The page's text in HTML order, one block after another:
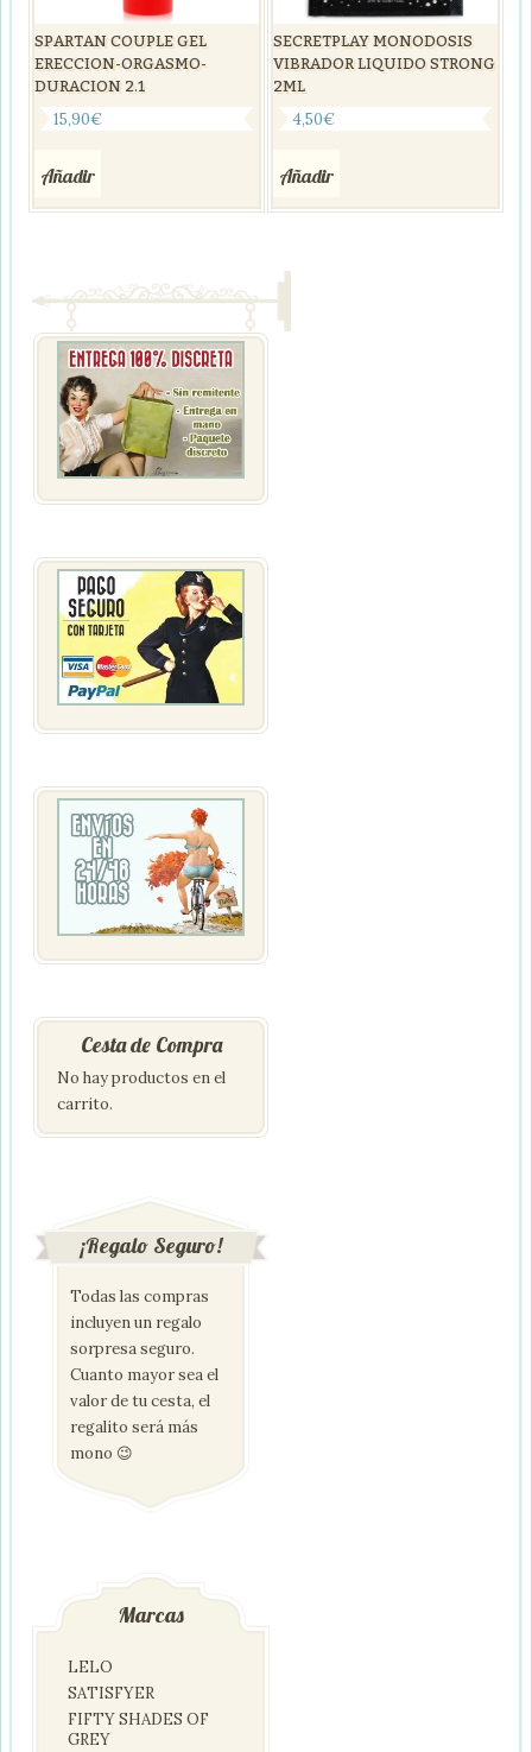
SPARTAN COUPLE GEL
ERECCION-ORGASMO-
DURACION 2.1
15,90€
Añadir
SECRETPLAY MONODOSIS
VIBRADOR LIQUIDO STRONG
2ML
4,50€
Añadir
Cesta de Compra
No hay productos en el
carrito.
¡Regalo Seguro!
Todas las compras
incluyen un regalo
sorpresa seguro.
Cuanto mayor sea el
valor de tu cesta, el
regalito será más
mono 😉
Marcas
LELO
SATISFYER
FIFTY SHADES OF
GREY